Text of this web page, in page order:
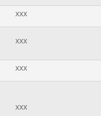
xxx
xxx
xxx
xxx